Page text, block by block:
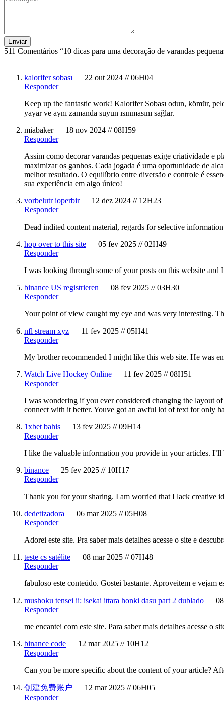
511 Comentários “10 dicas para uma decoração de varandas
kalorifer sobası
22 out 2024 // 06H04
Responder
Keep up the fantastic work! Kalorifer Sobası odun, kömür,
yayar ve aynı zamanda suyun ısınmasını sağlar.
miabaker 18 nov 2024 // 08H59
Responder
Assim como decorar varandas pequenas exige criatividade e
maximizar os ganhos. Cada jogada é uma oportunidade de
melhor resultado. O equilíbrio entre diversão e controle é
sua experiência em algo único!
vorbelutr ioperbir
12 dez 2024 // 12H23
Responder
Dead indited content material, regards for selective
hop over to this site
05 fev 2025 // 02H49
Responder
I was looking through some of your posts on this website
binance US registrieren
08 fev 2025 // 03H30
Responder
Your point of view caught my eye and was very interesting.
nfl stream xyz
11 fev 2025 // 05H41
Responder
My brother recommended I might like this web site. He was
Watch Live Hockey Online
11 fev 2025 // 08H51
Responder
I was wondering if you ever considered changing the layout
connect with it better. Youve got an awful lot of text for only
1xbet bahis
13 fev 2025 // 09H14
Responder
I like the valuable information you provide in your articles.
binance
25 fev 2025 // 10H17
Responder
Thank you for your sharing. I am worried that I lack creative
dedetizadora
06 mar 2025 // 05H08
Responder
Adorei este site. Pra saber mais detalhes acesse o site e
teste cs satélite
08 mar 2025 // 07H48
Responder
fabuloso este conteúdo. Gostei bastante. Aproveitem e vejam
mushoku tensei ii: isekai ittara honki dasu part 2 dublado
Responder
me encantei com este site. Para saber mais detalhes acesse o
binance code
12 mar 2025 // 10H12
Responder
Can you be more specific about the content of your article?
创建免费账户
12 mar 2025 // 06H05
Responder